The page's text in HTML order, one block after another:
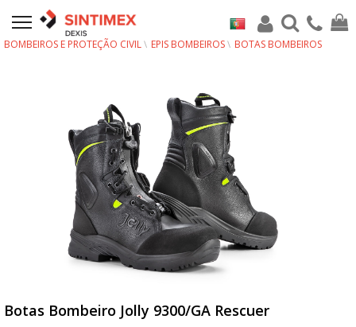
BOMBEIROS E PROTEÇÃO CIVIL EPIS BOMBEIROS BOTAS BOMBEIROS
Botas Bombeiro Jolly 9300/GA Rescuer